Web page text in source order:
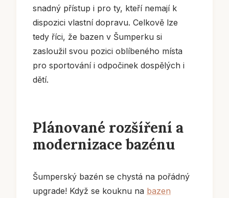
snadný přístup i pro ty, kteří nemají k
dispozici vlastní dopravu. Celkově lze
tedy říci, že bazen v Šumperku si
zasloužil svou pozici oblíbeného místa
pro sportování i odpočinek dospělých i
dětí.
Plánované rozšíření a
modernizace bazénu
Šumperský bazén se chystá na pořádný
upgrade! Když se kouknu na bazen